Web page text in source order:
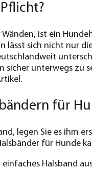
ist ein
lässt sich nicht nur
sicher unterwegs zu
für
legen Sie es ihm
für Hunde
Halsband